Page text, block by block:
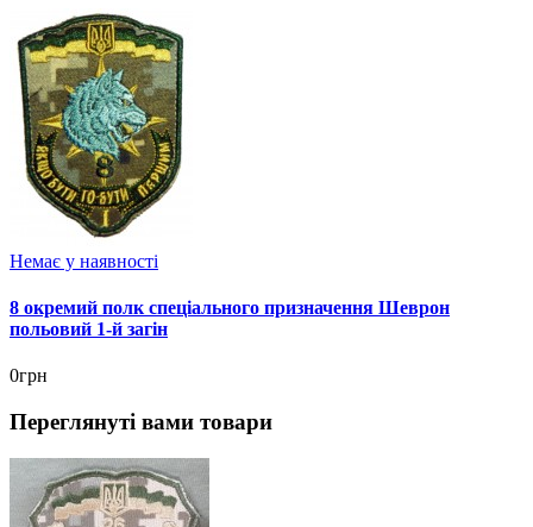
Немає у наявності
8 окремий полк спеціального призначення Шеврон
польовий 1-й загін
0грн
Переглянуті вами товари